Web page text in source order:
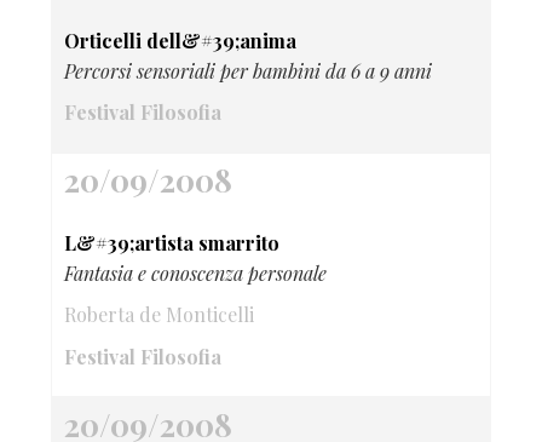
Orticelli dell&#39;anima
Percorsi sensoriali per bambini da 6 a 9 anni
Festival Filosofia
20/09/2008
L&#39;artista smarrito
Fantasia e conoscenza personale
Roberta de Monticelli
Festival Filosofia
20/09/2008